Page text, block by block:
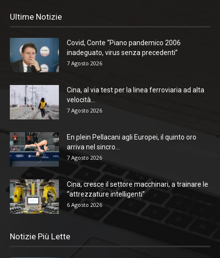
Ultime Notizie
Covid, Conte “Piano pandemico 2006
inadeguato, virus senza precedenti”
7 Agosto 2026
Cina, al via test per la linea ferroviaria ad alta
velocità...
7 Agosto 2026
En plein Pellacani agli Europei, il quinto oro
arriva nel sincro...
7 Agosto 2026
Cina, cresce il settore macchinari, a trainare le
“attrezzature intelligenti”
6 Agosto 2026
Notizie Più Lette